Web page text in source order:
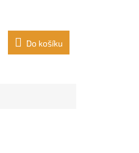
Do košíku